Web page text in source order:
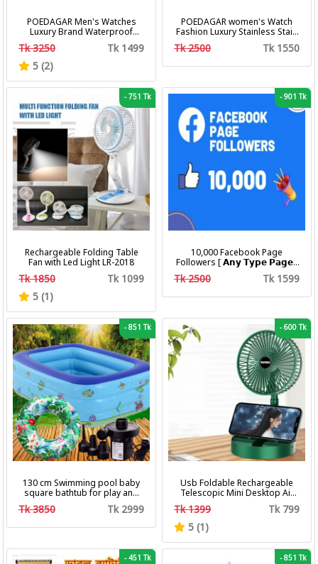
POEDAGAR Men's Watches
Luxury Brand Waterproof
Calendar Luminous Steel Band
Wrist Watches Fashion
Business Men's Quartz
Tk 3250
Tk 1499
5 (2)
POEDAGAR women's Watch
Fashion Luxury Stainless Stain
Business Quartz Watches
Waterproof Luminous Week
Tk 2500 Tk 1550
-751 Tk
Rechargeable Folding Table
Fan with Led Light LR-2018
Tk 1850
Tk 1099
5 (1)
-901 Tk
10,000 Facebook Page
Followers [ 𝗔𝗻𝘆 𝗧𝘆𝗽𝗲 𝗣𝗮𝗴𝗲 ]
[ Non Drop ][ 10k-20k/Day ][
Tk 2500 Tk 1599
-851 Tk
130 cm Swimming pool baby
square bathtub for play and
bath with pumper & Ring
Tk 3850 Tk 2999
-600 Tk
Usb Foldable Rechargeable
Telescopic Mini Desktop Air
Fan 3 In 1 Camping Portable
Tk 1399
Tk 799
5 (1)
-451 Tk -851 Tk